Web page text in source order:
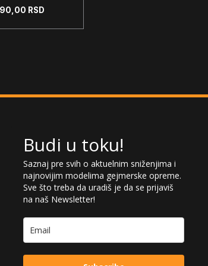
- RGB -
RSD
Budi u toku!
Saznaj pre svih o aktuelnim sniženjima i
najnovijim modelima gejmerske opreme.
Sve što treba da uradiš je da se prijaviš
na naš Newsletter!